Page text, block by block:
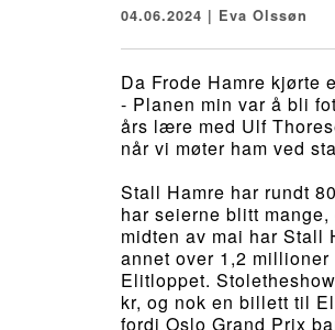
04.06.2024 | Eva Olssøn
Da Frode Hamre kjørte
- Planen min var å bli
års lære med Ulf
når vi møter ham ved
Stall Hamre har rundt
har seierne blitt
midten av mai har Stall
annet over 1,2
Elitloppet.
kr, og nok en billett til
fordi Oslo Grand Prix